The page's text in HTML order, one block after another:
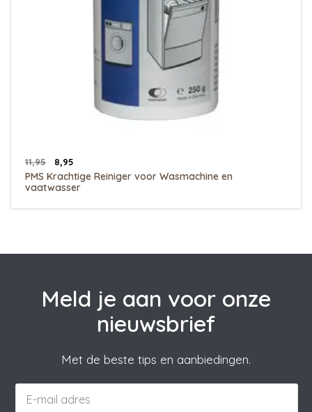
11,95 8,95
PMS Krachtige Reiniger voor Wasmachine en
vaatwasser
Meld je aan voor onze
nieuwsbrief
Met de beste tips en aanbiedingen.